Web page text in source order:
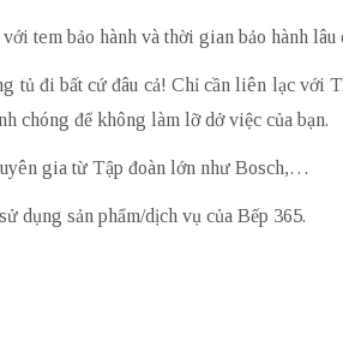
tem bảo hành và thời gian bảo hành lâu
tủ đi bất cứ đâu cả! Chỉ cần liên lạc với
chóng để không làm lỡ dở việc của bạn.
gia từ Tập đoàn lớn như Bosch,…
dụng sản phẩm/dịch vụ của Bếp 365.